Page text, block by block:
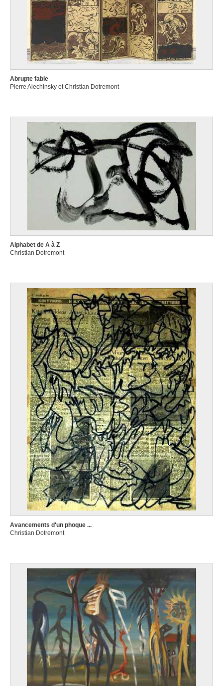
Abrupte fable
Pierre Alechinsky et Christian Dotremont
Alphabet de A à Z
Christian Dotremont
Avancements d'un phoque ...
Christian Dotremont